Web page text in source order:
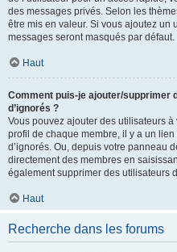
des messages privés. Selon les
être mis en valeur. Si vous ajoutez un
messages seront masqués par défaut.
Haut
Comment puis-je ajouter/supprimer
d’ignorés ?
Vous pouvez ajouter des utilisateurs
profil de chaque membre, il y a un lien
d’ignorés. Ou, depuis votre panneau
directement des membres en
également supprimer des utilisateurs
Haut
Recherche dans les forums